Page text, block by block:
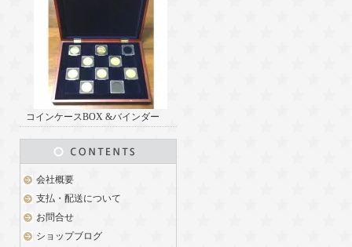
コインケースBOX &バインダー
会社概要
支払・配送について
お問合せ
ショップブログ